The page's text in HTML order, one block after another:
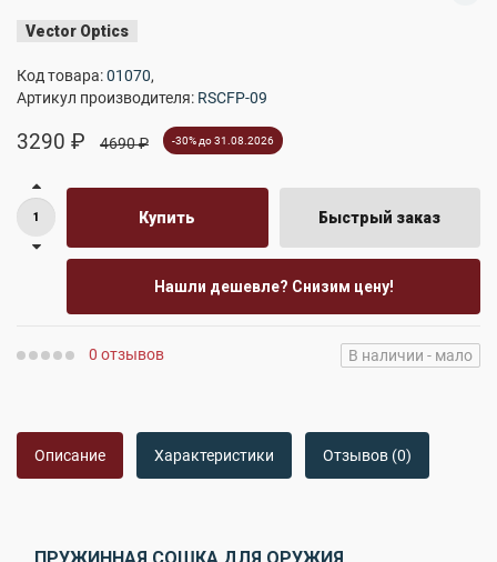
Vector Optics
Код товара:01070,
Артикул производителя: RSCFP-09
3290 ₽ 4690 ₽ -30% до 31.08.2026
Купить Быстрый заказ
Нашли дешевле? Снизим цену!
0 отзывов В наличии - мало
Описание Характеристики Отзывов (0)